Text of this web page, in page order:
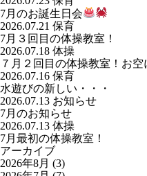
7月のお誕生日会
2026.07.21 保育
7月３回目の体操教室！
2026.07.18 体操
７月２回目の体操教室！お空
2026.07.16 保育
水遊びの新しい・・・
2026.07.13 お知らせ
7月のお知らせ
2026.07.13 体操
7月最初の体操教室！
アーカイブ
2026年8月 (3)